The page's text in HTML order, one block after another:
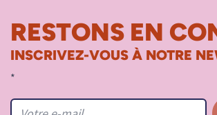
mouvements difficiles. Cet
RESTONS EN
INSCRIVEZ-VOUS À NOTRE
*